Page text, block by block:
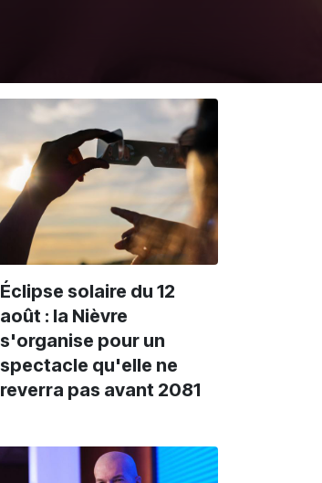
Éclipse solaire du 12
août : la Nièvre
s'organise pour un
spectacle qu'elle ne
reverra pas avant 2081